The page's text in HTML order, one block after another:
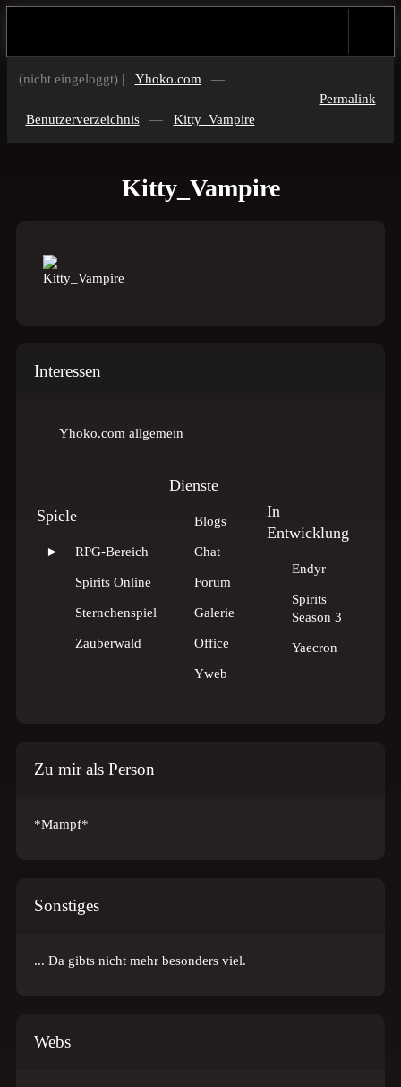
(nicht eingeloggt) | Yhoko.com —
Benutzerverzeichnis — Kitty_Vampire
Permalink
Kitty_Vampire
Interessen
Yhoko.com allgemein
Spiele
► RPG-Bereich
Spirits Online
Sternchenspiel
Zauberwald
Dienste
Blogs
Chat
Forum
Galerie
Office
Yweb
In
Entwicklung
Endyr
Spirits
Season 3
Yaecron
Zu mir als Person
*Mampf*
Sonstiges
... Da gibts nicht mehr besonders viel.
Webs